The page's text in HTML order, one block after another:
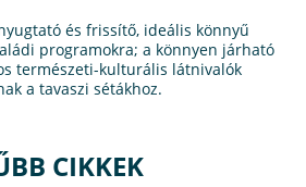
és frissítő, ideális könnyű
programokra; a könnyen járható
természeti-kulturális látnivalók
a tavaszi sétákhoz.
CIKKEK